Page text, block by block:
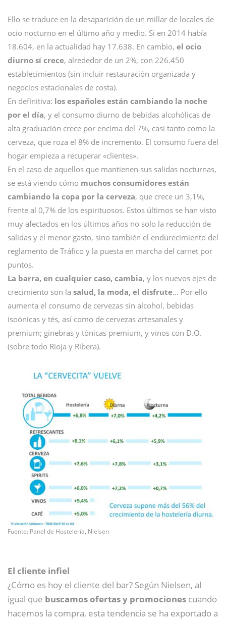
Ello se traduce en la desaparición de un millar de locales de
ocio nocturno en el último año y medio. Si en 2014 había
18.604, en la actualidad hay 17.638. En cambio, el ocio
diurno sí crece, alrededor de un 2%, con 226.450
establecimientos (sin incluir restauración organizada y
negocios estacionales de costa).
En definitiva: los españoles están cambiando la noche
por el día, y el consumo diurno de bebidas alcohólicas de
alta graduación crece por encima del 7%, casi tanto como la
cerveza, que roza el 8% de incremento. El consumo fuera del
hogar empieza a recuperar «clientes».
En el caso de aquellos que mantienen sus salidas nocturnas,
se está viendo cómo muchos consumidores están
cambiando la copa por la cerveza, que crece un 3,1%,
frente al 0,7% de los espirituosos. Estos últimos se han visto
muy afectados en los últimos años no solo la reducción de
salidas y el menor gasto, sino también el endurecimiento del
reglamento de Tráfico y la puesta en marcha del carnet por
puntos.
La barra, en cualquier caso, cambia, y los nuevos ejes de
crecimiento son la salud, la moda, el disfrute… Por ello
aumenta el consumo de cervezas sin alcohol, bebidas
isoónicas y tés, así como de cervezas artesanales y
premium; ginebras y tónicas premium, y vinos con D.O.
(sobre todo Rioja y Ribera).
Fuente: Panel de Hostelería, Nielsen
El cliente infiel
¿Cómo es hoy el cliente del bar? Según Nielsen, al
igual que buscamos ofertas y promociones cuando
hacemos la compra, esta tendencia se ha exportado a